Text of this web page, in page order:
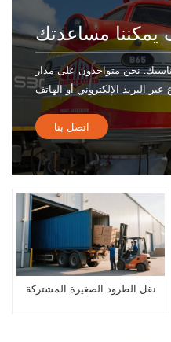
يمكننا مساعدتك
نحن متواجدون على مدار
اتصل بنا
نقل الطرود الصغيرة المشتركة